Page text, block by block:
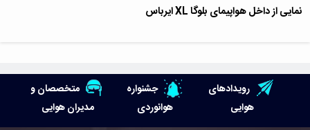
نمایی از داخل هواپیمای بلوگا XL ایرباس
رویدادهای
هوایی
جشنواره
هوانوردی
متخصصان و
مدیران هوایی